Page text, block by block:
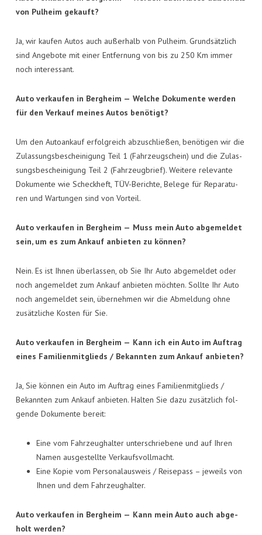
von Pul­heim gekauft?
Ja, wir kau­fen Autos auch außer­halb von Pul­heim. Grund­sätz­lich
sind Ange­bo­te mit einer Ent­fer­nung von bis zu 250 Km immer
noch interessant.
Auto ver­kau­fen in Berg­heim — Wel­che Doku­men­te wer­den
für den Ver­kauf mei­nes Autos benötigt?
Um den Auto­an­kauf erfolg­reich abzu­schlie­ßen, benö­ti­gen wir die
Zulas­sungs­be­schei­ni­gung Teil 1 (Fahr­zeug­schein) und die Zulas­
sungs­be­schei­ni­gung Teil 2 (Fahr­zeug­brief). Wei­te­re rele­van­te
Doku­men­te wie Scheck­heft, TÜV-Berich­te, Bele­ge für Repa­ra­tu­
ren und War­tun­gen sind von Vorteil.
Auto ver­kau­fen in Berg­heim — Muss mein Auto abge­mel­det
sein, um es zum Ankauf anbie­ten zu können?
Nein. Es ist Ihnen über­las­sen, ob Sie Ihr Auto abge­mel­det oder
noch ange­mel­det zum Ankauf anbie­ten möch­ten. Soll­te Ihr Auto
noch ange­mel­det sein, über­neh­men wir die Abmel­dung ohne
zusätz­li­che Kos­ten für Sie.
Auto ver­kau­fen in Berg­heim — Kann ich ein Auto im Auf­trag
eines Fami­li­en­mit­glieds / Bekann­ten zum Ankauf anbieten?
Ja, Sie kön­nen ein Auto im Auf­trag eines Fami­li­en­mit­glieds /
Bekann­ten zum Ankauf anbie­ten. Hal­ten Sie dazu zusätz­lich fol­
gen­de Doku­men­te bereit:
Eine vom Fahr­zeug­hal­ter unter­schrie­be­ne und auf Ihren
Namen aus­ge­stell­te Verkaufsvollmacht.
Eine Kopie vom Per­so­nal­aus­weis / Rei­se­pass – jeweils von
Ihnen und dem Fahrzeughalter.
Auto ver­kau­fen in Berg­heim — Kann mein Auto auch abge­
holt werden?